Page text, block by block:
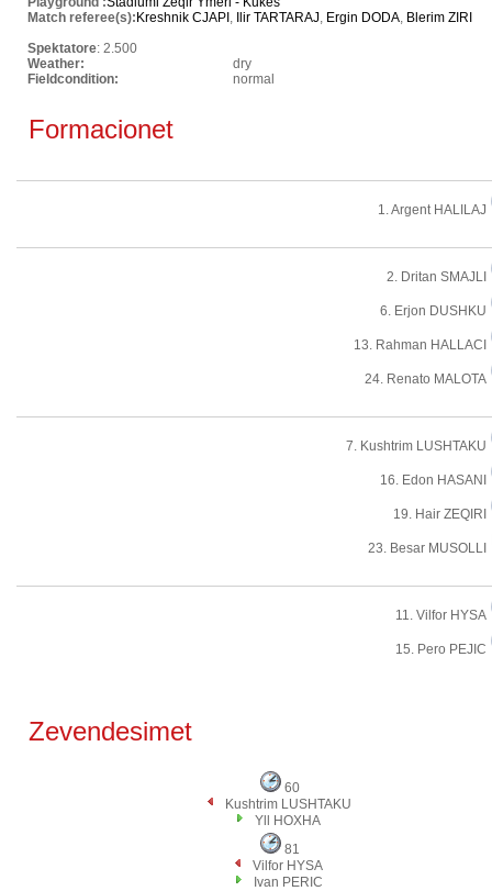
Match referee(s): Kreshnik CJAPI , Ilir TARTARAJ, Ergin DODA, Blerim ZIRI
Spektatore: 2.500
Weather:
dry
Fieldcondition:
normal
Formacionet
1. Argent HALILAJ
2. Dritan SMAJLI
6. Erjon DUSHKU
13. Rahman HALLACI
24. Renato MALOTA
7. Kushtrim LUSHTAKU
16. Edon HASANI
19. Hair ZEQIRI
23. Besar MUSOLLI
11. Vilfor HYSA
15. Pero PEJIC
Zevendesimet
60
Kushtrim LUSHTAKU
Yll HOXHA
81
Vilfor HYSA
Ivan PERIC